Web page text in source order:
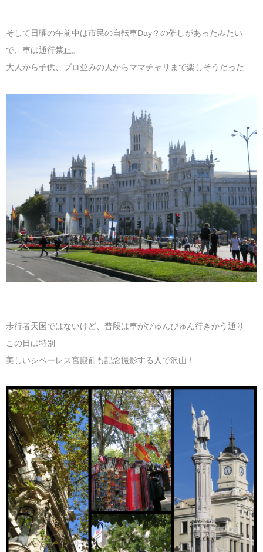
そして日曜の午前中は市民の自転車Day？の催しがあったみたい
で、車は通行禁止。
大人から子供、プロ並みの人からママチャリまで楽しそうだった
歩行者天国ではないけど、普段は車がびゅんびゅん行きかう通り
この日は特別
美しいシベーレス宮殿前も記念撮影する人で沢山！